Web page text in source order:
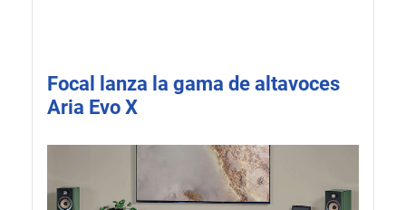
Focal lanza la gama de altavoces
Aria Evo X